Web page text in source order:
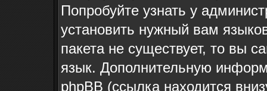
Попробуйте узнать у
установить нужный вам
пакета не существует, то вы
язык. Дополнительную
phpBB (ссылка находится